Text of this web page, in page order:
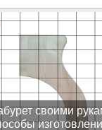
своими